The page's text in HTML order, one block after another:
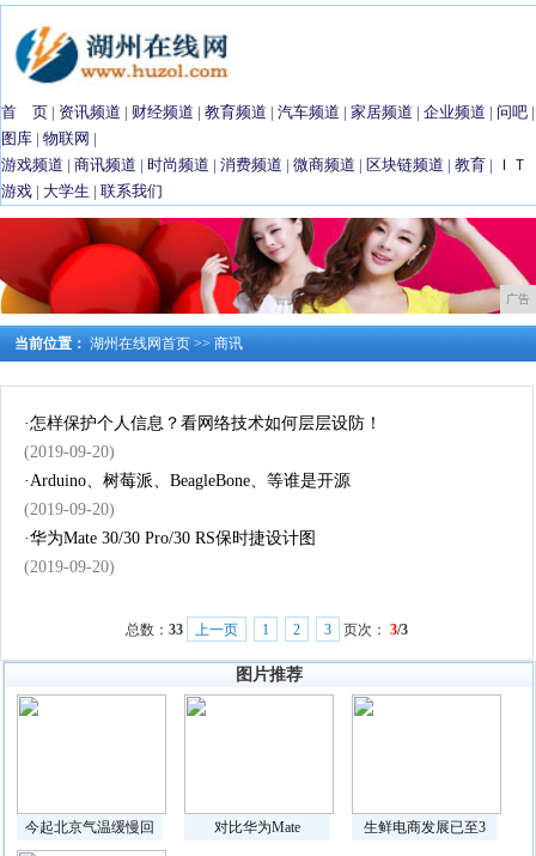
首 页 | 资讯频道 | 财经频道 | 教育频道 | 汽车频道 | 家居频道 | 企业频道 | 问吧 |
图库 | 物联网 |
游戏频道 | 商讯频道 | 时尚频道 | 消费频道 | 微商频道 | 区块链频道 | 教育 |
ＩＴ
游戏 | 大学生 | 联系我们
广告
当前位置： 湖州在线网首页 >> 商讯
·怎样保护个人信息？看网络技术如何层层设防！
(2019-09-20)
·Arduino、树莓派、BeagleBone、等谁是开源
(2019-09-20)
·华为Mate 30/30 Pro/30 RS保时捷设计图
(2019-09-20)
总数： 33 上一页 1 2 3 页次： 3/3
图片推荐
今起北京气温缓慢回 对比华为Mate 生鲜电商发展已至3